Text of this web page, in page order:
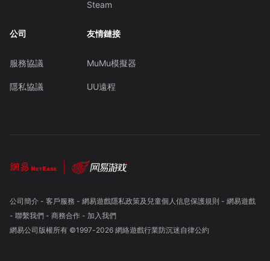
Steam
公司
服務協議
隱私協議
友情鏈接
MuMu模擬器
UU遠程
公司簡介- 客戶服務 - 網易遊戲隱私政策及兒童個人信息保護規則 - 網易遊戲
- 聯繫我們- 商務合作- 加入我們
網易公司版權所有 ©1997-2026 網絡遊戲行業防沉迷自律公約